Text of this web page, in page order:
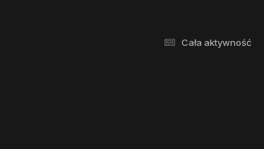
Cała aktywność